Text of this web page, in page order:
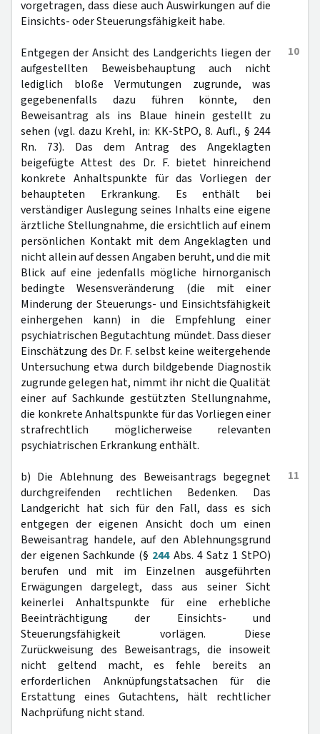
vorgetragen, dass diese auch Auswirkungen auf die
Einsichts- oder Steuerungsfähigkeit habe.
10
Entgegen der Ansicht des Landgerichts liegen der
aufgestellten Beweisbehauptung auch nicht
lediglich bloße Vermutungen zugrunde, was
gegebenenfalls dazu führen könnte, den
Beweisantrag als ins Blaue hinein gestellt zu
sehen (vgl. dazu Krehl, in: KK-StPO, 8. Aufl., § 244
Rn. 73). Das dem Antrag des Angeklagten
beigefügte Attest des Dr. F. bietet hinreichend
konkrete Anhaltspunkte für das Vorliegen der
behaupteten Erkrankung. Es enthält bei
verständiger Auslegung seines Inhalts eine eigene
ärztliche Stellungnahme, die ersichtlich auf einem
persönlichen Kontakt mit dem Angeklagten und
nicht allein auf dessen Angaben beruht, und die mit
Blick auf eine jedenfalls mögliche hirnorganisch
bedingte Wesensveränderung (die mit einer
Minderung der Steuerungs- und Einsichtsfähigkeit
einhergehen kann) in die Empfehlung einer
psychiatrischen Begutachtung mündet. Dass dieser
Einschätzung des Dr. F. selbst keine weitergehende
Untersuchung etwa durch bildgebende Diagnostik
zugrunde gelegen hat, nimmt ihr nicht die Qualität
einer auf Sachkunde gestützten Stellungnahme,
die konkrete Anhaltspunkte für das Vorliegen einer
strafrechtlich möglicherweise relevanten
psychiatrischen Erkrankung enthält.
11
b) Die Ablehnung des Beweisantrags begegnet
durchgreifenden rechtlichen Bedenken. Das
Landgericht hat sich für den Fall, dass es sich
entgegen der eigenen Ansicht doch um einen
Beweisantrag handele, auf den Ablehnungsgrund
der eigenen Sachkunde (§ 244Abs. 4 Satz 1 StPO)
berufen und mit im Einzelnen ausgeführten
Erwägungen dargelegt, dass aus seiner Sicht
keinerlei Anhaltspunkte für eine erhebliche
Beeinträchtigung der Einsichts- und
Steuerungsfähigkeit vorlägen. Diese
Zurückweisung des Beweisantrags, die insoweit
nicht geltend macht, es fehle bereits an
erforderlichen Anknüpfungstatsachen für die
Erstattung eines Gutachtens, hält rechtlicher
Nachprüfung nicht stand.